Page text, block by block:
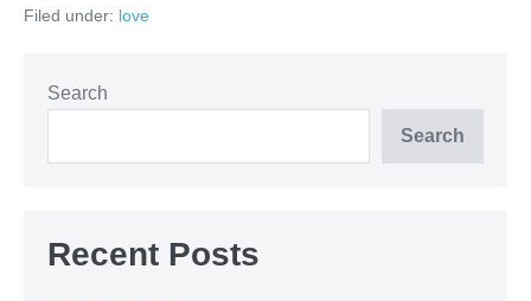
casa
cocosul
sau
Filed under: love
Search
Search
Recent Posts